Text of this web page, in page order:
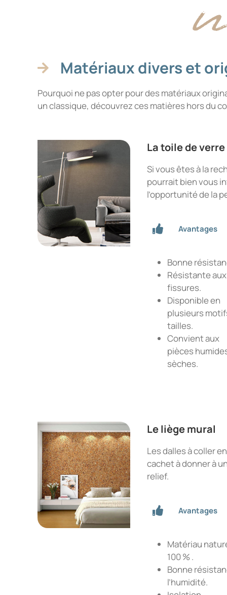
Matériaux divers et
Pourquoi ne pas opter pour des matériaux
un classique, découvrez ces matières hors du
La toile de verre
Si vous êtes à la
pourrait bien vous
l’opportunité de la
Avantages
Bonne
Résistante aux
fissures.
Disponible en
plusieurs
tailles.
Convient aux
pièces
sèches.
Le liège mural
Les dalles à coller
cachet à donner à
relief.
Avantages
Matériau
100 % .
Bonne
l’humidité.